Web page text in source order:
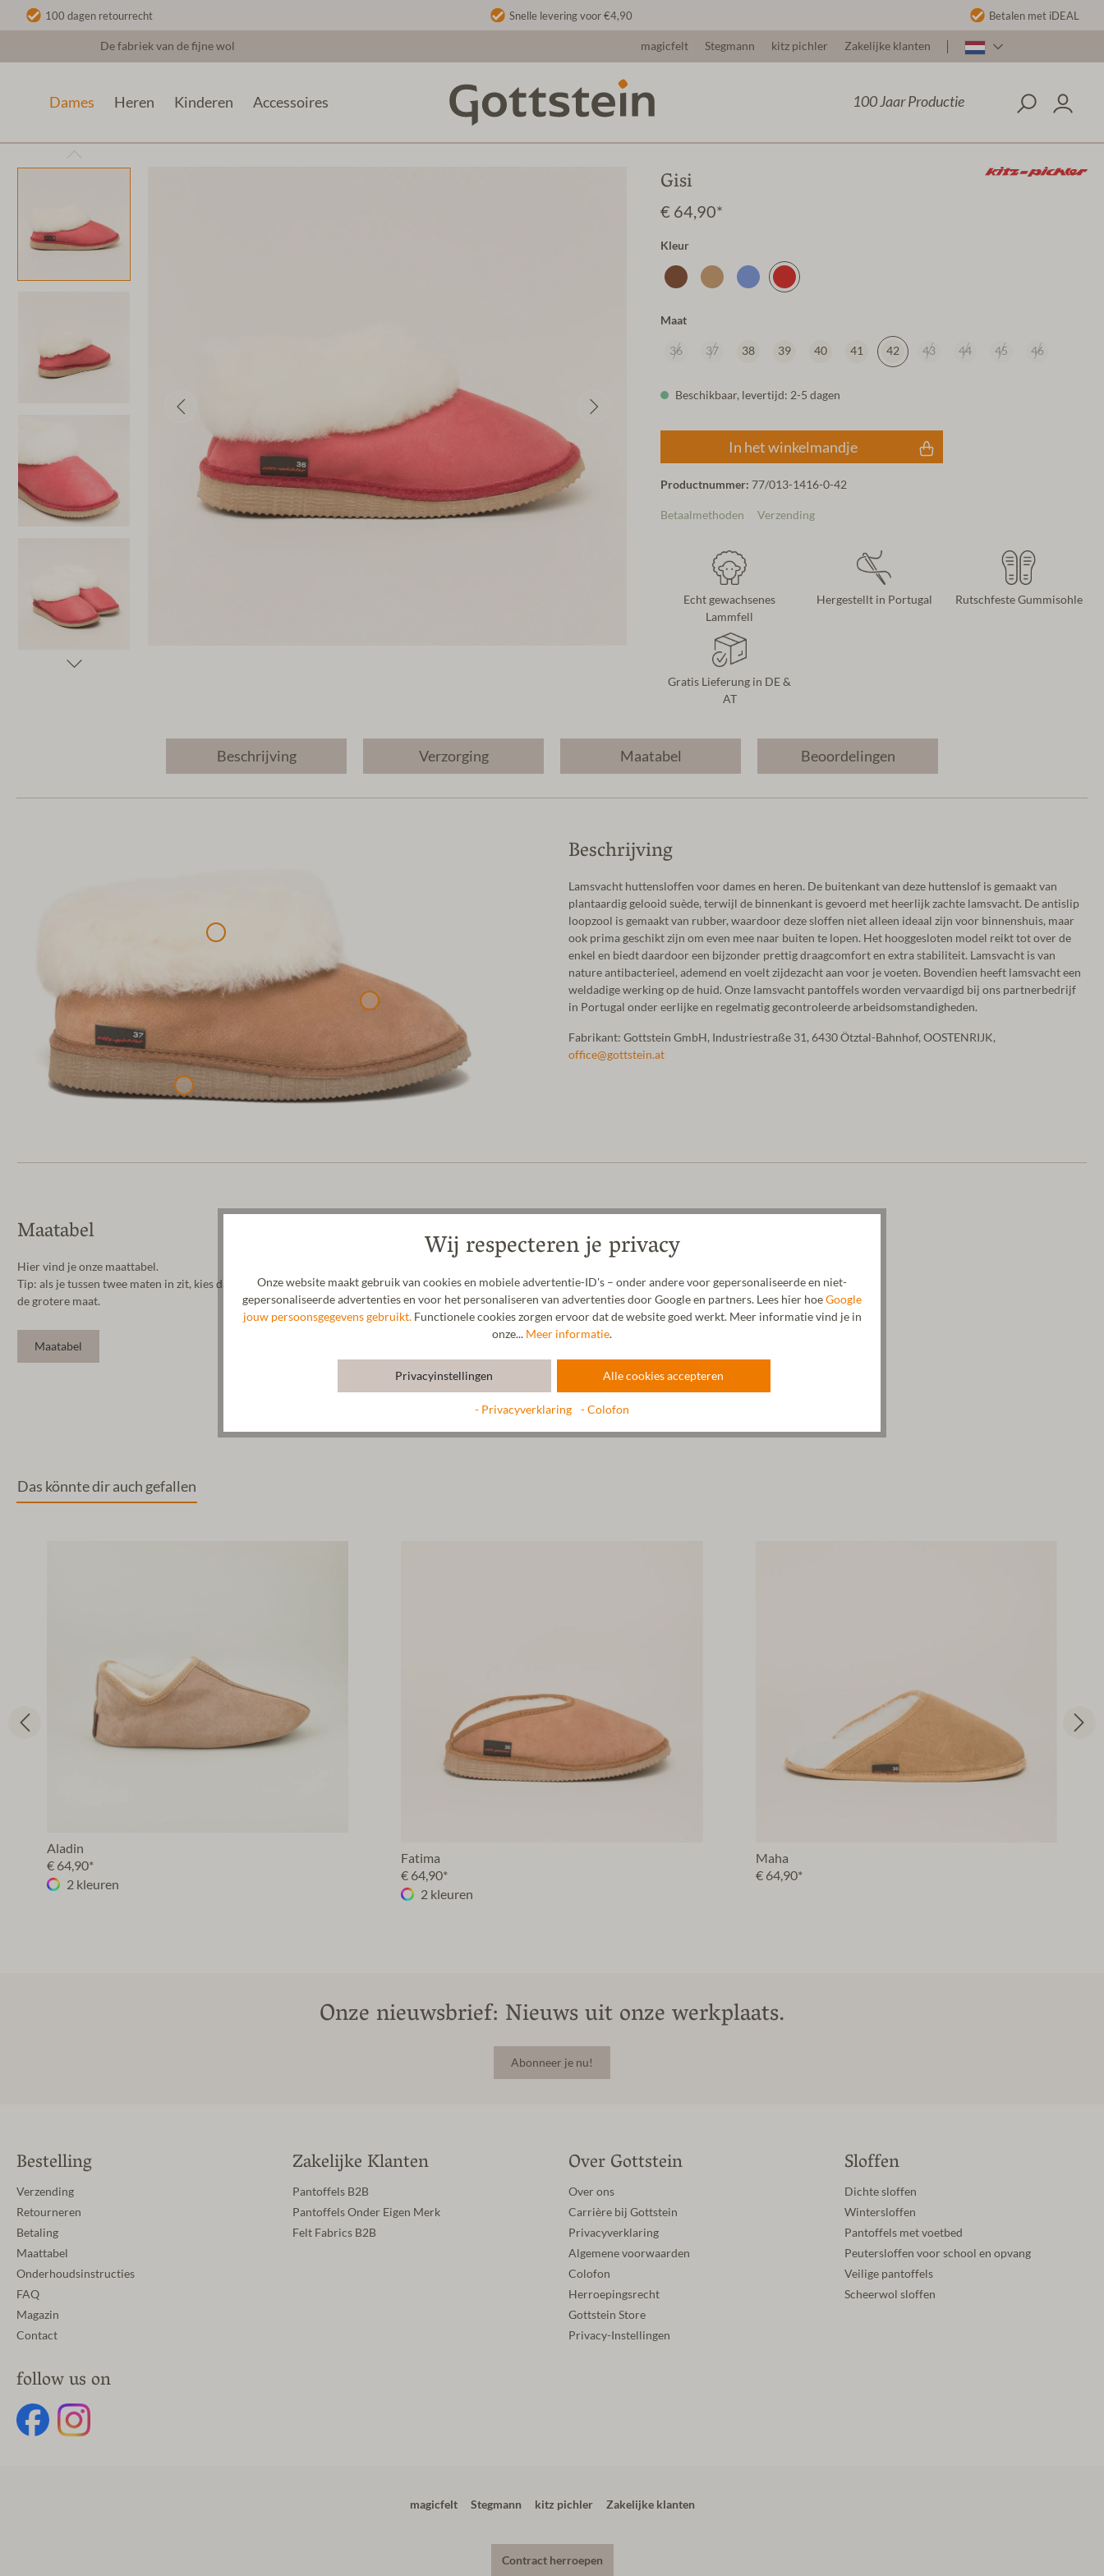
100 dagen retourrecht Snelle levering voor €4,90 Betalen met iDEAL
De fabriek van de fijne wol magicfelt Stegmann kitz pichler Zakelijke klanten
100 Jaar Productie
Dames Heren Kinderen Accessoires
Gisi
€ 64,90*
Kleur
Maat
36 37 38 39 40 41 42 43 44 45 46
Beschikbaar, levertijd: 2-5 dagen
In het winkelmandje
Productnummer: 77/013-1416-0-42
Betaalmethoden Verzending
Echt gewachsenes
Lammfell
Hergestellt in Portugal Rutschfeste Gummisohle
Gratis Lieferung in DE &
AT
Beschrijving Verzorging Maatabel Beoordelingen
Beschrijving
Lamsvacht huttensloffen voor dames en heren. De buitenkant van deze huttenslof is gemaakt van
plantaardig gelooid suède, terwijl de binnenkant is gevoerd met heerlijk zachte lamsvacht. De antislip
loopzool is gemaakt van rubber, waardoor deze sloffen niet alleen ideaal zijn voor binnenshuis, maar
ook prima geschikt zijn om even mee naar buiten te lopen. Het hooggesloten model reikt tot over de
enkel en biedt daardoor een bijzonder prettig draagcomfort en extra stabiliteit. Lamsvacht is van
nature antibacterieel, ademend en voelt zijdezacht aan voor je voeten. Bovendien heeft lamsvacht een
weldadige werking op de huid. Onze lamsvacht pantoffels worden vervaardigd bij ons partnerbedrijf
in Portugal onder eerlijke en regelmatig gecontroleerde arbeidsomstandigheden.
Fabrikant: Gottstein GmbH, Industriestraße 31, 6430 Ötztal-Bahnhof, OOSTENRIJK,
office@gottstein.at
Maatabel
Hier vind je onze maattabel.
Tip: als je tussen twee maten in zit, kies dan
de grotere maat.
Maatabel
Das könnte dir auch gefallen
Aladin
€ 64,90*
2 kleuren
Fatima
€ 64,90*
2 kleuren
Maha
€ 64,90*
Onze nieuwsbrief: Nieuws uit onze werkplaats.
Abonneer je nu!
Bestelling
Verzending
Retourneren
Betaling
Maattabel
Onderhoudsinstructies
FAQ
Magazin
Contact
Zakelijke Klanten
Pantoffels B2B
Pantoffels Onder Eigen Merk
Felt Fabrics B2B
Over Gottstein
Over ons
Carrière bij Gottstein
Privacyverklaring
Algemene voorwaarden
Colofon
Herroepingsrecht
Gottstein Store
Privacy-Instellingen
Sloffen
Dichte sloffen
Wintersloffen
Pantoffels met voetbed
Peutersloffen voor school en opvang
Veilige pantoffels
Scheerwol sloffen
follow us on
magicfelt Stegmann kitz pichler Zakelijke klanten
Contract herroepen
Wij respecteren je privacy
Onze website maakt gebruik van cookies en mobiele advertentie-ID's – onder andere voor gepersonaliseerde en niet-
gepersonaliseerde advertenties en voor het personaliseren van advertenties door Google en partners. Lees hier hoeGoogle
jouw persoonsgegevens gebruikt. Functionele cookies zorgen ervoor dat de website goed werkt. Meer informatie vind je in
onze... Meer informatie.
Privacyinstellingen Alle cookies accepteren
- Privacyverklaring - Colofon